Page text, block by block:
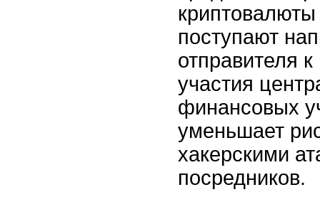
криптовалюты
поступают
отправителя
участия
финансовых
уменьшает
хакерскими
посредников.